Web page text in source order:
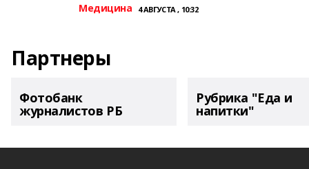
Медицина 4 АВГУСТА , 10:32
Партнеры
Фотобанк
журналистов РБ
Рубрика "Еда и
напитки"